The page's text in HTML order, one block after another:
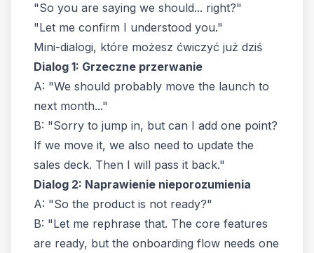
"So you are saying we should... right?"
"Let me confirm I understood you."
Mini-dialogi, które możesz ćwiczyć już dziś
Dialog 1: Grzeczne przerwanie
A: "We should probably move the launch to
next month..."
B: "Sorry to jump in, but can I add one point?
If we move it, we also need to update the
sales deck. Then I will pass it back."
Dialog 2: Naprawienie nieporozumienia
A: "So the product is not ready?"
B: "Let me rephrase that. The core features
are ready, but the onboarding flow needs one